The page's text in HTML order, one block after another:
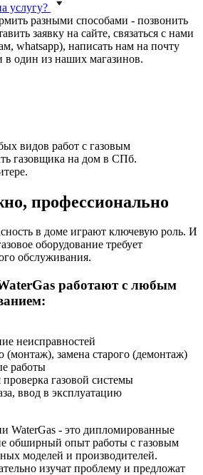
услугу?
разными способами - позвонить
заявку на сайте, связаться с нами
whatsapp), написать нам на почту
один из наших магазинов.
видов работ с газовым
газовщика на дом в СПб.
профессионально
в доме играют ключевую роль. И
оборудование требует
обслуживания.
работают с любым
неисправностей
(монтаж), замена старого (демонтаж)
работы
проверка газовой системы
ввод в эксплуатацию
WaterGas - это дипломированные
обширный опыт работы с газовым
моделей и производителей.
изучат проблему и предложат